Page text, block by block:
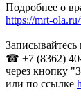
Подробнее о
https://mrt-
Записывайтесь
☎ +7 (8362)
через кнопку
или по ссылке